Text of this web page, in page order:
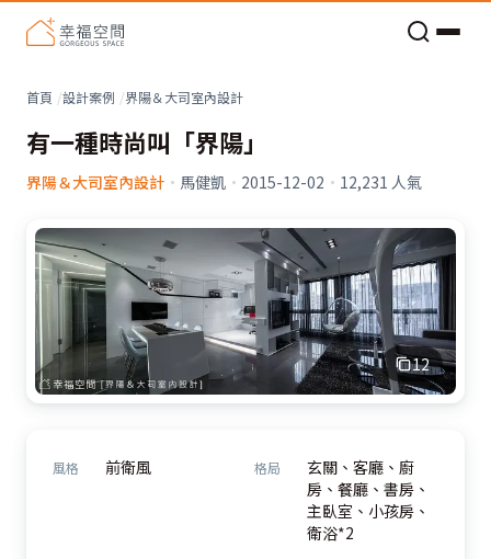
首頁 設計案例 界陽＆大司室內設計
有一種時尚叫「界陽」
界陽＆大司室內設計 · 馬健凱 · 2015-12-02 · 12,231 人氣
12
風格 前衛風 格局
玄關、客廳、廚
房、餐廳、書房、
主臥室、小孩房、
衛浴*2